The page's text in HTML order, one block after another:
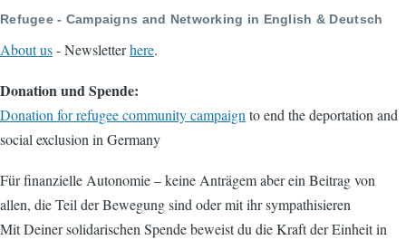
Refugee - Campaigns and Networking in English & Deutsch
About us- Newsletterhere.
Donation und Spende:
Donation for refugee community campaign to end the deportation and
social exclusion in Germany
Für finanzielle Autonomie – keine Anträgem aber ein Beitrag von
allen, die Teil der Bewegung sind oder mit ihr sympathisieren
Mit Deiner solidarischen Spende beweist du die Kraft der Einheit in